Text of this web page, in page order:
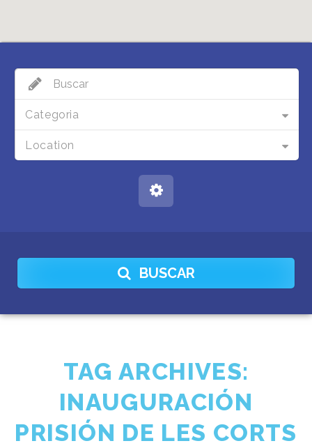
Categoria
Location
BUSCAR
TAG ARCHIVES:
INAUGURACIÓN
PRISIÓN DE LES CORTS